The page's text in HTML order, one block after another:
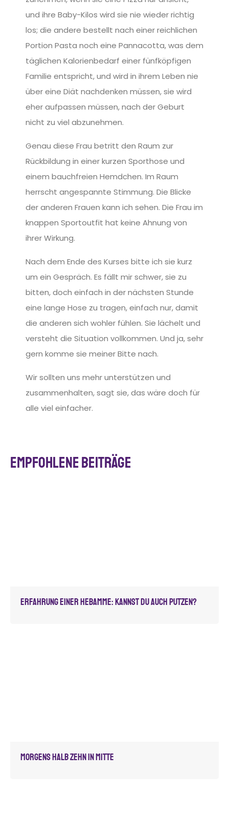
und ihre Baby-Kilos wird sie nie wieder richtig
los; die andere bestellt nach einer reichlichen
Portion Pasta noch eine Pannacotta, was dem
täglichen Kalorienbedarf einer fünfköpfigen
Familie entspricht, und wird in ihrem Leben nie
über eine Diät nachdenken müssen, sie wird
eher aufpassen müssen, nach der Geburt
nicht zu viel abzunehmen.
Genau diese Frau betritt den Raum zur
Rückbildung in einer kurzen Sporthose und
einem bauchfreien Hemdchen. Im Raum
herrscht angespannte Stimmung. Die Blicke
der anderen Frauen kann ich sehen. Die Frau im
knappen Sportoutfit hat keine Ahnung von
ihrer Wirkung.
Nach dem Ende des Kurses bitte ich sie kurz
um ein Gespräch. Es fällt mir schwer, sie zu
bitten, doch einfach in der nächsten Stunde
eine lange Hose zu tragen, einfach nur, damit
die anderen sich wohler fühlen. Sie lächelt und
versteht die Situation vollkommen. Und ja, sehr
gern komme sie meiner Bitte nach.
Wir sollten uns mehr unterstützen und
zusammenhalten, sagt sie, das wäre doch für
alle viel einfacher.
Empfohlene Beiträge
Erfahrung einer Hebamme: Kannst du auch putzen?
Morgens halb zehn in Mitte
Kontakt gern
unter
mail: kontakt@thebamme.com